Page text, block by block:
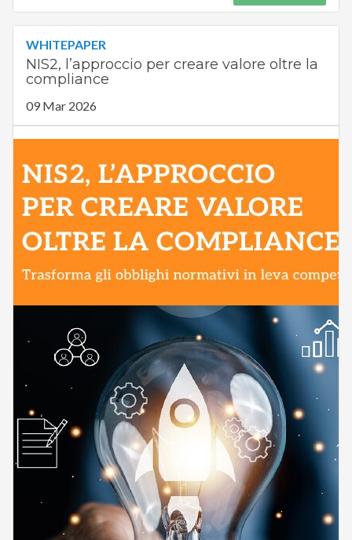
WHITEPAPER
NIS2, l’approccio per creare valore oltre la
compliance
09 Mar 2026